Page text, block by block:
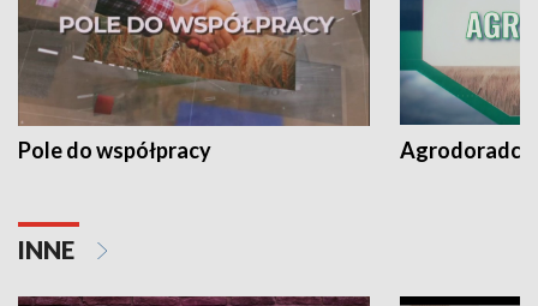
Pole do współpracy Agrodoradcy
INNE